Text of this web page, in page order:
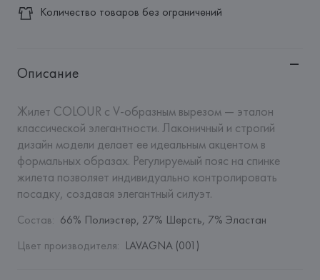
Количество товаров без ограничений
Описание
Жилет COLOUR с V-образным вырезом — эталон
классической элегантности. Лаконичный и строгий
дизайн модели делает ее идеальным акцентом в
формальных образах. Регулируемый пояс на спинке
жилета позволяет индивидуально контролировать
посадку, создавая элегантный силуэт.
Состав: 66% Полиэстер, 27% Шерсть, 7% Эластан
Цвет производителя: LAVAGNA (001)